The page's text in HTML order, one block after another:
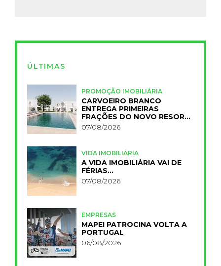
ÚLTIMAS
PROMOÇÃO IMOBILIÁRIA
CARVOEIRO BRANCO
ENTREGA PRIMEIRAS
FRAÇÕES DO NOVO RESORT
PRIMELIFE
07/08/2026
VIDA IMOBILIÁRIA
A VIDA IMOBILIÁRIA VAI DE
FÉRIAS…
07/08/2026
EMPRESAS
MAPEI PATROCINA VOLTA A
PORTUGAL
06/08/2026